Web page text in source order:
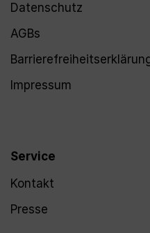
Datenschutz
AGBs
Impressum
Service
Kontakt
Presse